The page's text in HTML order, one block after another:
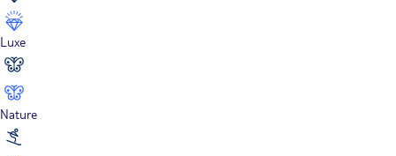
Luxe
Nature